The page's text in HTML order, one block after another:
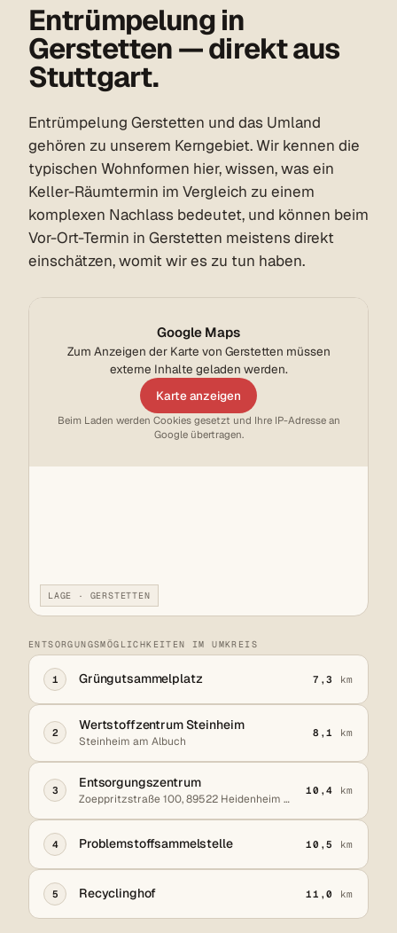
Entrümpelung in
Gerstetten — direkt aus
Stuttgart.
Entrümpelung Gerstetten und das Umland
gehören zu unserem Kerngebiet. Wir kennen die
typischen Wohnformen hier, wissen, was ein
Keller-Räumtermin im Vergleich zu einem
komplexen Nachlass bedeutet, und können beim
Vor-Ort-Termin in Gerstetten meistens direkt
einschätzen, womit wir es zu tun haben.
Google Maps
Zum Anzeigen der Karte von Gerstetten müssen
externe Inhalte geladen werden.
Karte anzeigen
Beim Laden werden Cookies gesetzt und Ihre IP-Adresse an
Google übertragen.
LAGE · GERSTETTEN
ENTSORGUNGSMÖGLICHKEITEN IM UMKREIS
1 Grüngutsammelplatz 7,3 km
2
Wertstoffzentrum Steinheim
Steinheim am Albuch
8,1 km
3
Entsorgungszentrum
Zoeppritzstraße 100, 89522 Heidenheim an der Brenz
10,4 km
4 Problemstoffsammelstelle 10,5 km
5 Recyclinghof 11,0 km